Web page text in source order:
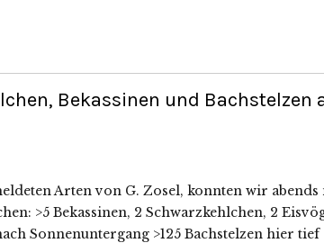
Bekassinen und Bachstelzen
Arten von G. Zosel, konnten wir abends
>5 Bekassinen, 2 Schwarzkehlchen, 2
Sonnenuntergang >125 Bachstelzen hier tief